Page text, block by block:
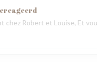
chez Robert et Louise, Et